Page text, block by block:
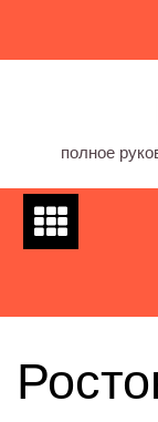
содержимому
полное